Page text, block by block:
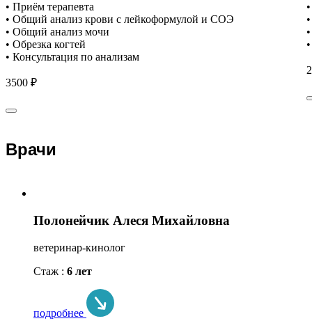
• Приём терапевта
• Общий анализ крови с лейкоформулой и СОЭ
• Общий анализ мочи
• Обрезка когтей
• Консультация по анализам
3500 ₽
Врачи
Полонейчик Алеся Михайловна
ветеринар-кинолог
Стаж : 6 лет
подробнее